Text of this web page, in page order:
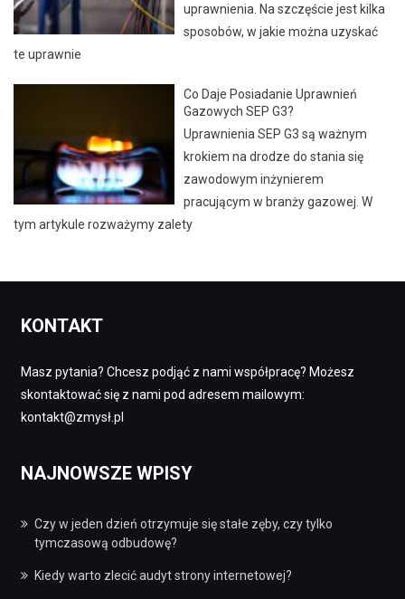
uprawnienia. Na szczęście jest kilka
sposobów, w jakie można uzyskać
te uprawnie
Co Daje Posiadanie Uprawnień
Gazowych SEP G3?
Uprawnienia SEP G3 są ważnym
krokiem na drodze do stania się
zawodowym inżynierem
pracującym w branży gazowej. W
tym artykule rozważymy zalety
KONTAKT
Masz pytania? Chcesz podjąć z nami współpracę? Możesz
skontaktować się z nami pod adresem mailowym:
kontakt@zmysł.pl
NAJNOWSZE WPISY
Czy w jeden dzień otrzymuje się stałe zęby, czy tylko
tymczasową odbudowę?
Kiedy warto zlecić audyt strony internetowej?